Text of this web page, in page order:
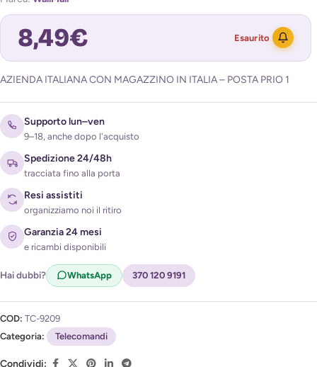
8,49€ Esaurito
Acconsento al trattamento dei miei dati per ricevere
l'avviso di disponibilità (
AZIENDA ITALIANA CON MAGAZZINO IN ITALIA – POSTA PRIO 1
Supporto lun–ven
9–18, anche dopo l'acquisto
Spedizione 24/48h
tracciata fino alla porta
Resi assistiti
organizziamo noi il ritiro
Garanzia 24 mesi
e ricambi disponibili
Hai dubbi? WhatsApp 370 120 9191
COD: TC-9209
Categoria:
Telecomandi
Condividi: